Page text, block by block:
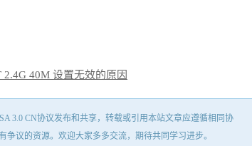
2.4G 40M 设置无效的原因
3.0 CN协议发布和共享，转载或引用本站文章应遵循相同协
议的资源。欢迎大家多多交流，期待共同学习进步。